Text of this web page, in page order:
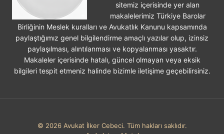
sitemiz içerisinde yer alan
makalelerimiz Türkiye Barolar
Birliğinin Meslek kuralları ve Avukatlık Kanunu kapsamında
paylaştığımız genel bilgilendirme amaçlı yazılar olup, izinsiz
paylaşılması, alıntılanması ve kopyalanması yasaktır.
Makaleler içerisinde hatalı, güncel olmayan veya eksik
bilgileri tespit etmeniz halinde bizimle iletişime geçebilirsiniz.
© 2026 Avukat İlker Cebeci. Tüm hakları saklıdır.